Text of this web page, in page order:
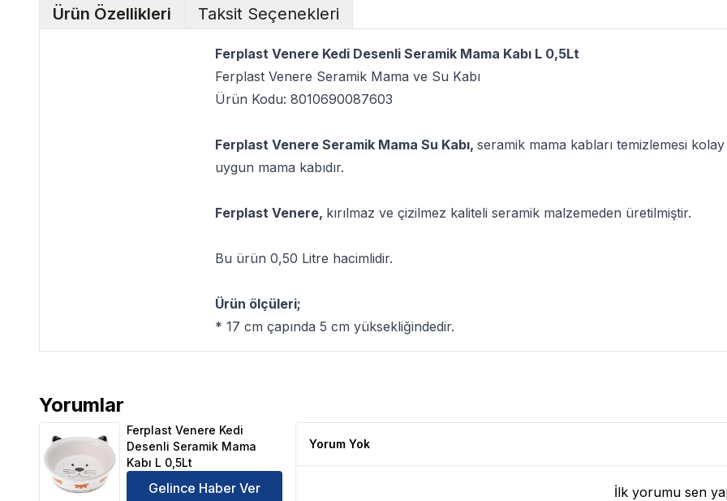
Ürün Özellikleri Taksit Seçenekleri
Ferplast Venere Kedi Desenli Seramik Mama Kabı L 0,5Lt
Ferplast Venere Seramik Mama ve Su Kabı
Ürün Kodu: 8010690087603
Ferplast Venere Seramik Mama Su Kabı, seramik mama kabları temizlemesi
uygun mama kabıdır.
Ferplast Venere, kırılmaz ve çizilmez kaliteli seramik malzemeden üretilmiştir.
Bu ürün 0,50 Litre hacimlidir.
Ürün ölçüleri;
* 17 cm çapında 5 cm yüksekliğindedir.
Yorumlar
Ferplast Venere Kedi Desenli Seramik Mama Kabı L 0,5Lt Ürün Yorumları
Ferplast Venere Kedi
Desenli Seramik Mama
Kabı L 0,5Lt
Gelince Haber Ver
Yorum Yok
İlk yorumu sen